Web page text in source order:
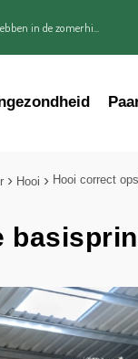
in de zomerhi...
Hooi Hooi correct